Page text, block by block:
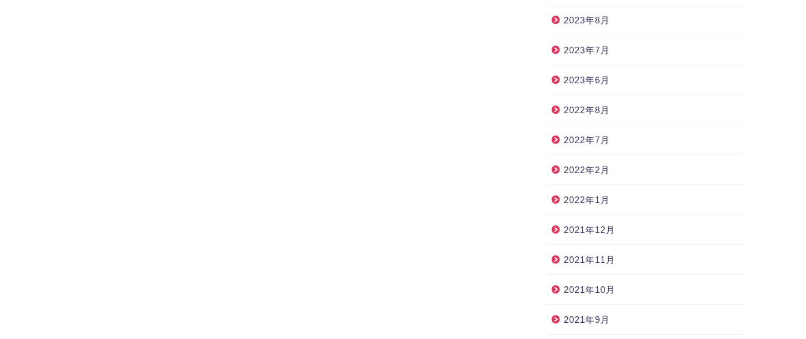
2023年8月
2023年7月
2023年6月
2022年8月
2022年7月
2022年2月
2022年1月
2021年12月
2021年11月
2021年10月
2021年9月